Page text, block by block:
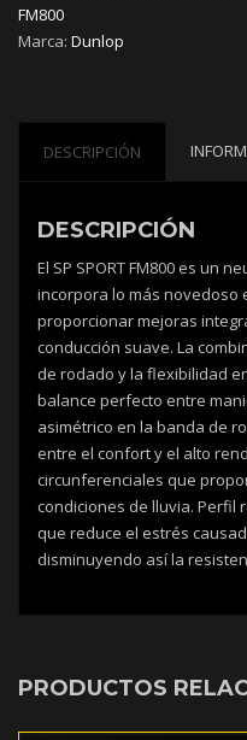
FM800
Marca: Dunlop
DESCRIPCIÓN
DESCRIPCIÓN
El SP SPORT FM800 es un
incorpora lo más novedoso
proporcionar mejoras
conducción suave. La
de rodado y la flexibilidad
balance perfecto entre
asimétrico en la banda de
entre el confort y el alto
circunferenciales que
condiciones de lluvia.
que reduce el estrés
disminuyendo así la
PRODUCTOS